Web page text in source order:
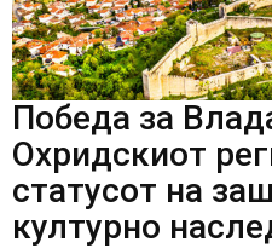
Победа за
Охридскиот
статусот на
културно